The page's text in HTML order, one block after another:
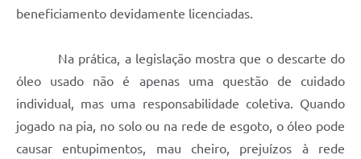
beneficiamento devidamente licenciadas.
Na prática, a legislação mostra que o descarte do
óleo usado não é apenas uma questão de cuidado
individual, mas uma responsabilidade coletiva. Quando
jogado na pia, no solo ou na rede de esgoto, o óleo pode
causar entupimentos, mau cheiro, prejuízos à rede